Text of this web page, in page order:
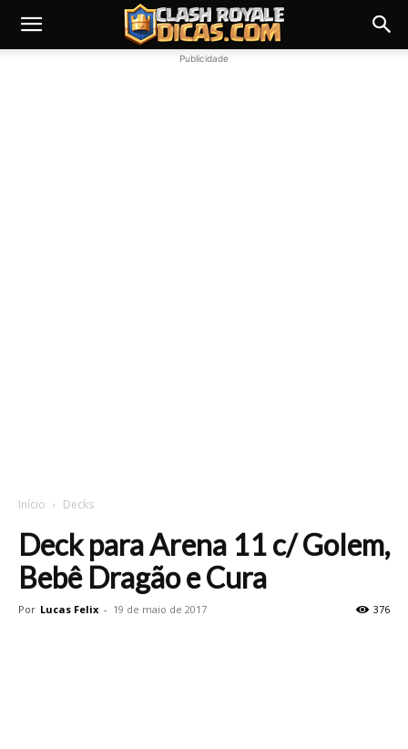
Publicidade
Início Decks
Deck para Arena 11 c/ Golem,
Bebê Dragão e Cura
Por Lucas Felix - 19 de maio de 2017 376